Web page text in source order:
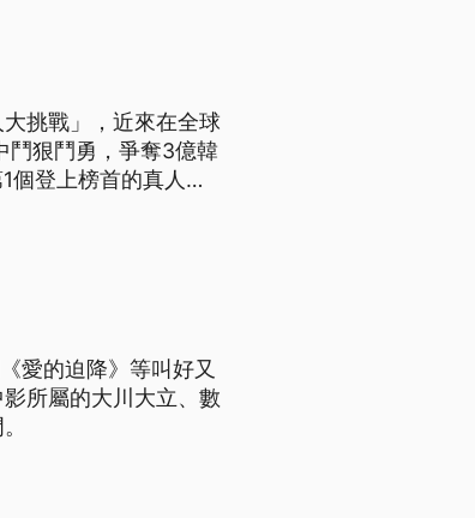
挑戰」，近來在全球
鬥狠鬥勇，爭奪3億韓
個登上榜首的真人秀
愛的迫降》等叫好又
所屬的大川大立、數